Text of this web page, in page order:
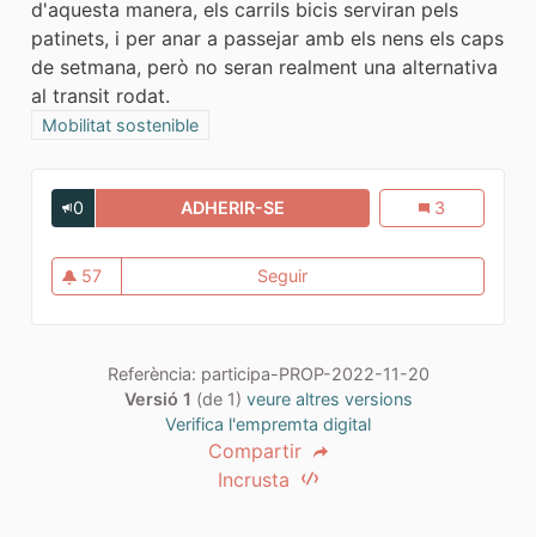
d'aquesta manera, els carrils bicis serviran pels
patinets, i per anar a passejar amb els nens els caps
de setmana, però no seran realment una alternativa
al transit rodat.
Resultats al filtrar per la categoria: Mobilitat sostenible
Mobilitat sostenible
0 ADHERIR-SE TARRAGONA I LES BICIS
Tarragona i
3
57
57 seguidores
Seguir
Referència: participa-PROP-2022-11-20
Versió 1 (de 1) veure altres versions
Verifica l'empremta digital
Compartir
Incrusta